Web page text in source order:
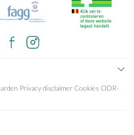
Privacy disclaimer Cookies ODR-